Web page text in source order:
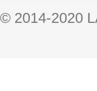
© 2014-2020